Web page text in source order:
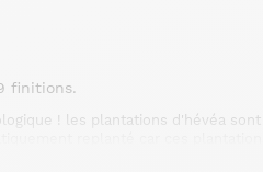
finitions.
! les plantations d'hévéa